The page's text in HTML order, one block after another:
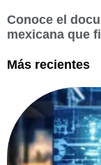
Conoce el
mexicana que
Más recientes